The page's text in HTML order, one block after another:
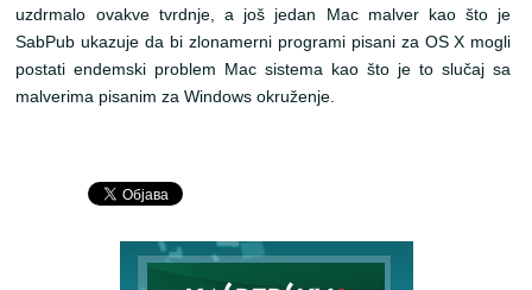
uzdrmalo ovakve tvrdnje, a još jedan Mac malver kao što je
SabPub ukazuje da bi zlonamerni programi pisani za OS X mogli
postati endemski problem Mac sistema kao što je to slučaj sa
malverima pisanim za Windows okruženje.